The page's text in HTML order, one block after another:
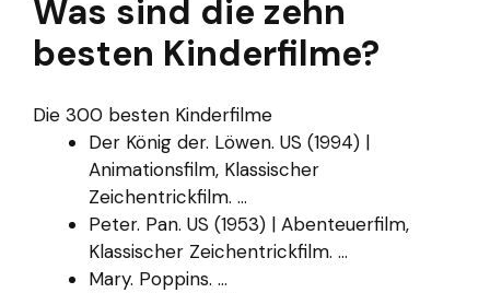
Was sind die zehn
besten Kinderfilme?
Die 300 besten Kinderfilme
Der König der. Löwen. US (1994) |
Animationsfilm, Klassischer
Zeichentrickfilm. ...
Peter. Pan. US (1953) | Abenteuerfilm,
Klassischer Zeichentrickfilm. ...
Mary. Poppins. ...